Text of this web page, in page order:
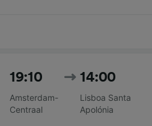
19:10
Amsterdam-
Centraal
14:00
Lisboa Santa
Apolónia